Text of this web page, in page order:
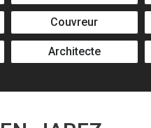
Couvreur
Architecte